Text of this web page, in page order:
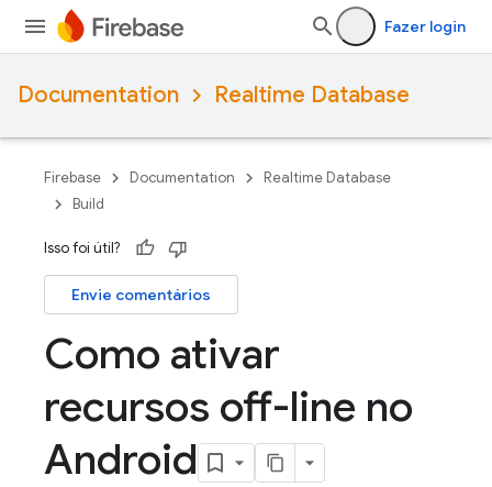
Fazer login
Documentation Realtime Database
Firebase Documentation
Realtime Database
Build
Isso foi útil?
Envie comentários
Como ativar
recursos off-line no
Android